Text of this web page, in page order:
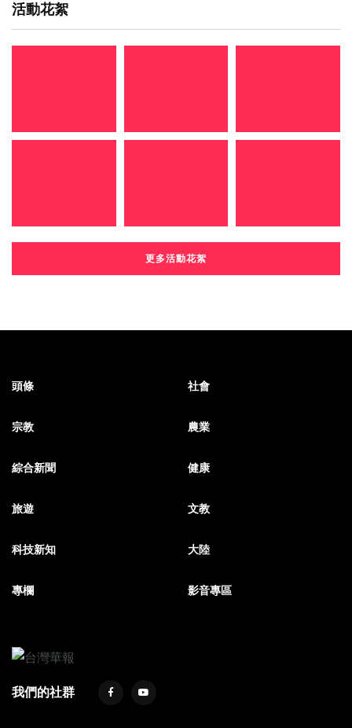
活動花絮
更多活動花絮
頭條 社會
宗教 農業
綜合新聞 健康
旅遊 文教
科技新知 大陸
專欄 影音專區
我們的社群